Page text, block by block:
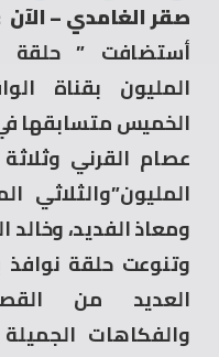
صقر الغامدي – الآن :
أستضافت ” حلقة
المليون بقناة
الخميس متسابقها في
عصام القرني وثلاثة
المليون”والثلاثي
ومعاذ الفديد، وخالد
وتنوعت حلقة نوافذ
العديد من
والفكاهات